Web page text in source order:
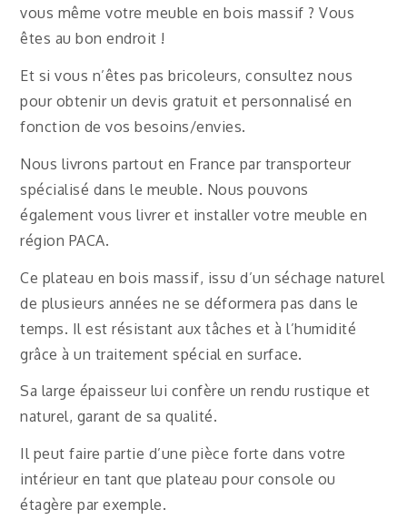
vous même votre meuble en bois massif ? Vous
êtes au bon endroit !
Et si vous n’êtes pas bricoleurs, consultez nous
pour obtenir un devis gratuit et personnalisé en
fonction de vos besoins/envies.
Nous livrons partout en France par transporteur
spécialisé dans le meuble. Nous pouvons
également vous livrer et installer votre meuble en
région PACA.
Ce plateau en bois massif, issu d’un séchage naturel
de plusieurs années ne se déformera pas dans le
temps. Il est résistant aux tâches et à l’humidité
grâce à un traitement spécial en surface.
Sa large épaisseur lui confère un rendu rustique et
naturel, garant de sa qualité.
Il peut faire partie d’une pièce forte dans votre
intérieur en tant que plateau pour console ou
étagère par exemple.